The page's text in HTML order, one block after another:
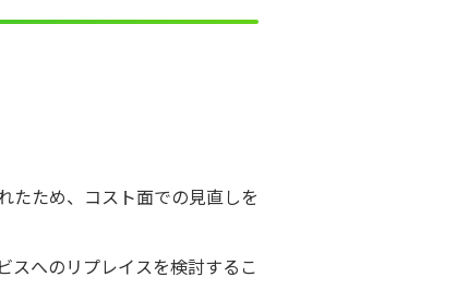
たため、コスト面での見直しを
スへのリプレイスを検討するこ